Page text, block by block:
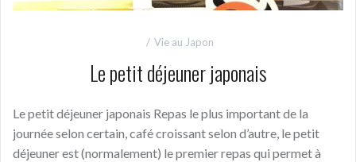
Vie au Japon
Le petit déjeuner japonais
Le petit déjeuner japonais Repas le plus important de la
journée selon certain, café croissant selon d’autre, le petit
déjeuner est (normalement) le premier repas qui permet à